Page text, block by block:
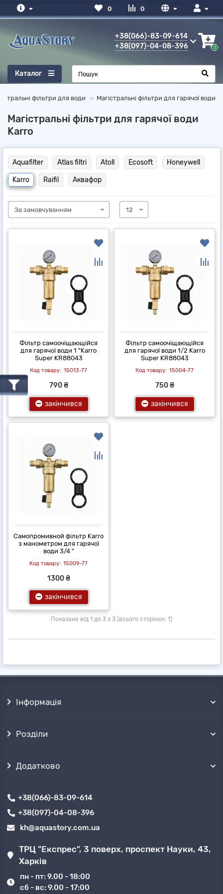
0
0
+38(066)-83-09-614
+38(097)-04-08-396
0
Каталог
фільтри для води Магістральні фільтри для гарячої води
Магістральні фільтри для гарячої води
Karro
Aquafilter Atlas filtri Atoll Ecosoft Honeywell
Karro Raifil Аквафор
Фільтр самоочіщающійся
для гарячої води 1 "Karro
Super KR88043
15013-77
790 ₴
закінчився
Фільтр самоочіщающійся
для гарячої води 1/2 Karro
Super KR88043
15004-77
750 ₴
закінчився
Самопромивной фільтр Karro
з манометром для гарячої
води 3/4 "
15009-77
1300 ₴
закінчився
Показано від 1 до 3 з 3 (всього сторінок: 1)
Інформація
Розділи
Додатково
+38(066)-83-09-614
+38(097)-04-08-396
kh@aquastory.com.ua
ТРЦ "Експрес", 3 поверх, проспект Науки, 43,
Харків
пн - пт: 9.00 - 18:00
сб - вс: 9.00 - 17:00